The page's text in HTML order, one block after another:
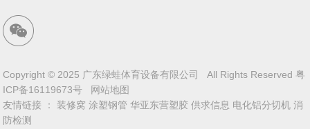
Copyright © 2025 广东绿蛙体育设备有限公司 All Rights Reserved 粤
ICP备16119673号
网站地图
友情链接 ： 装修窝 涂塑钢管 华亚东营塑胶 供求信息 电化铝分切机 消
防检测